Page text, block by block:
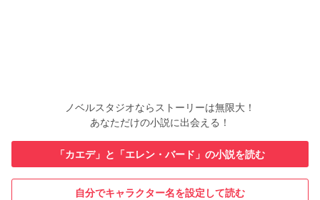
ノベルスタジオならストーリーは無限大！
あなただけの小説に出会える！
「カエデ」と「エレン・バード」の小説を読む
自分でキャラクター名を設定して読む